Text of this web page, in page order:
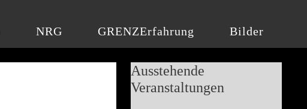
NRG GRENZErfahrung Bilder
Ausstehende
Veranstaltungen